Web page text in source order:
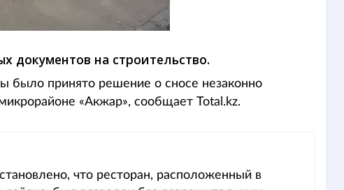
документов на строительство.
принято решение о сносе незаконно
«Акжар», сообщает Total.kz.
что ресторан, расположенный в